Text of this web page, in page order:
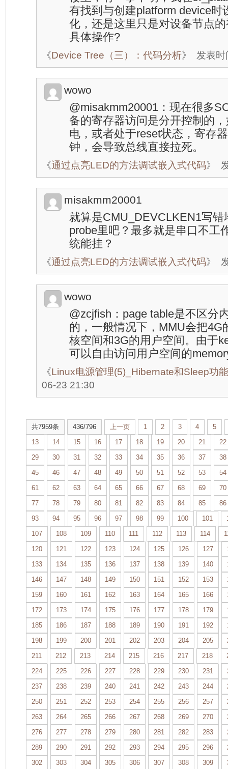
有找到与创建platform device时
化，还是这里只是对设备节点
具体操作?
《Device Tree（三）：代码分析》 发表
wowo
@misakmm20001：现在很多
备的寄存器访问是分开控制的
电，或者处于reset状态，寄存
钟，会导致总线直接拉死。
《通过点亮LED的方法调试嵌入式代码》
misakmm20001
就算是CMU_DEVCLKEN1写
probe里吧？最多就是串口不工
统能挂？
《通过点亮LED的方法调试嵌入式代码》
wowo
@zcjfish：page table是不区分
的，一般情况下，MMU会把4G
核空间和3G的用户空间。由于
可以自由访问用户空间的
《Linux电源管理(5)_Hibernate和Sleep功
06-23 21:30
共7959条 436/796 上一页 1 2 3 4
5
13
14 15 16 17 18 19 20 21
22
29
30 31 32 33 34 35 36 37
38
45
46 47 48 49 50 51 52 53
54
61
62 63 64 65 66 67 68 69
70
77
78 79 80 81 82 83 84 85
86
93
94 95 96 97 98 99 100 101
107
108 109 110 111 112 113 114
120
121 122 123 124 125 126 127
133
134 135 136 137 138 139 140
146
147 148 149 150 151 152 153
159
160 161 162 163 164 165 166
172
173 174 175 176 177 178 179
185
186 187 188 189 190 191 192
198
199 200 201 202 203 204 205
211
212 213 214 215 216 217 218
224
225 226 227 228 229 230 231
237
238 239 240 241 242 243 244
250
251 252 253 254 255 256 257
263
264 265 266 267 268 269 270
276
277 278 279 280 281 282 283
289
290 291 292 293 294 295 296
302
303 304 305 306 307 308 309